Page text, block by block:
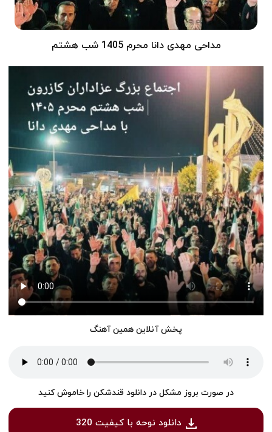
مداحی مهدی دانا محرم 1405 شب هشتم
پخش آنلاین همین آهنگ
در صورت بروز مشکل در دانلود قندشکن را خاموش کنید
دانلود نوحه با کیفیت 320